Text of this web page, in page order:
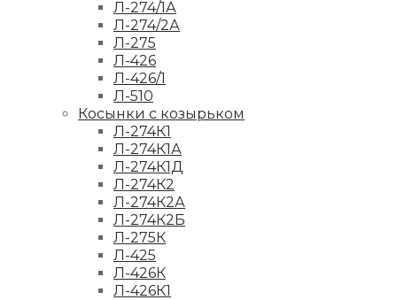
Л-274/1А
Л-274/2А
Л-275
Л-426
Л-426/1
Л-510
Косынки с козырьком
Л-274К1
Л-274К1А
Л-274К1Д
Л-274К2
Л-274К2А
Л-274К2Б
Л-275К
Л-425
Л-426К
Л-426К1